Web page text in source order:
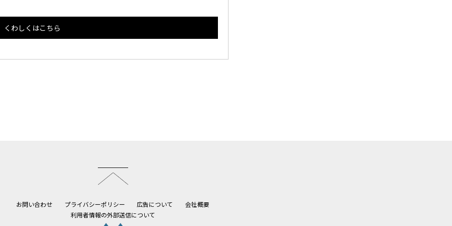
くわしくはこちら
お問い合わせ プライバシーポリシー 広告について
会社概要
利用者情報の外部送信について